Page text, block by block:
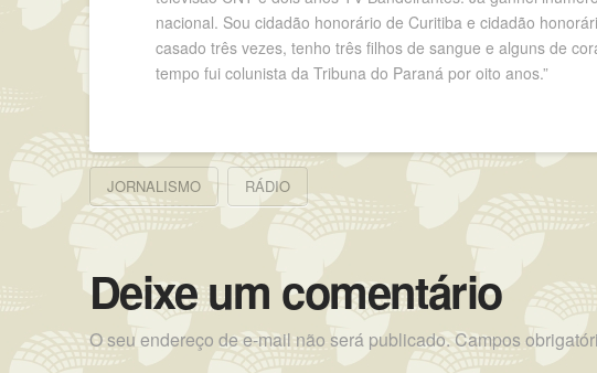
nacional. Sou cidadão honorário de Curitiba e cidadão
casado três vezes, tenho três filhos de sangue e alguns de
tempo fui colunista da Tribuna do Paraná por oito anos.”
JORNALISMO RÁDIO
Deixe um comentário
O seu endereço de e-mail não será publicado. Campos